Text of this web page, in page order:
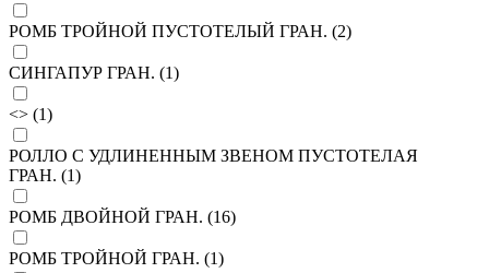
РОМБ ТРОЙНОЙ ПУСТОТЕЛЫЙ ГРАН. (2)
СИНГАПУР ГРАН. (1)
<> (1)
РОЛЛО С УДЛИНЕННЫМ ЗВЕНОМ ПУСТОТЕЛАЯ
ГРАН. (1)
РОМБ ДВОЙНОЙ ГРАН. (16)
РОМБ ТРОЙНОЙ ГРАН. (1)